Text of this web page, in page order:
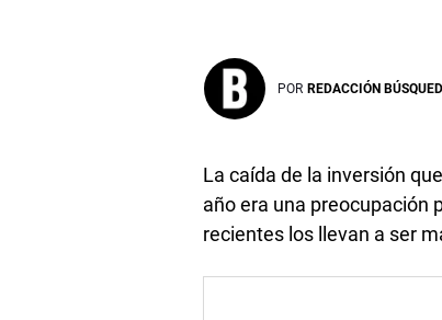
POR REDACCIÓN
La caída de la inversión
año era una preocupación
recientes los llevan a ser